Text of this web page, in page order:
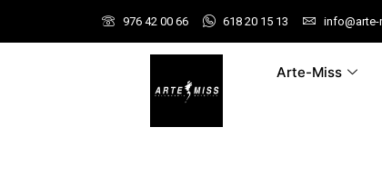
976 42 00 66 618 20 15 13
Arte-Miss